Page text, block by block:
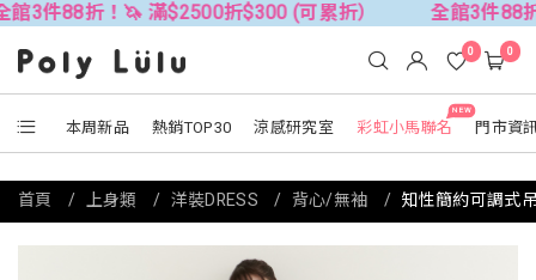
！🦄 滿$2500折$300 (可累折） 全館3件88折！🦄
本周新品 熱銷TOP30 涼感研究室
NEW
彩虹小馬聯名 門市資
0 0
首頁 上身類 洋裝DRESS 背心/無袖 知性簡約可調式